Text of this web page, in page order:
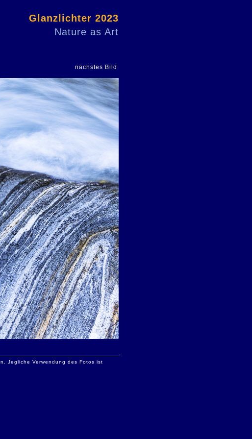
Glanzlichter 2023
Nature as Art
nächstes Bild
Jegliche Verwendung des Fotos ist